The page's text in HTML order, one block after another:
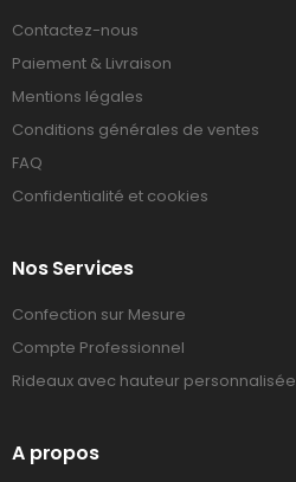
Contactez-nous
Paiement & Livraison
Mentions légales
Conditions générales de ventes
FAQ
Confidentialité et cookies
Nos Services
Confection sur Mesure
Compte Professionnel
Rideaux avec hauteur personnalisée
A propos